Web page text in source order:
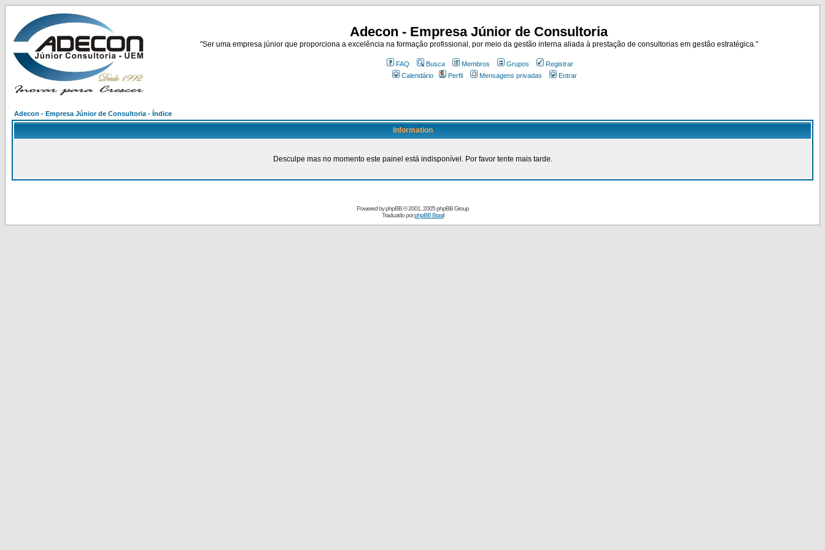
Adecon - Empresa Júnior de Consultoria
"Ser uma empresa júnior que proporciona a excelência na formação profissional, por meio da gestão interna aliada à prestação de consultorias em gestão estratégica."
FAQ Busca Membros Grupos
Registrar
Calendário
Perfil Mensagens privadas Entrar
Adecon - Empresa Júnior de Consultoria - Índice
Information
Desculpe mas no momento este painel está indisponível. Por favor tente mais tarde.
Powered byphpBB© 2001, 2005 phpBB Group
Traduzido porphpBB Brasil